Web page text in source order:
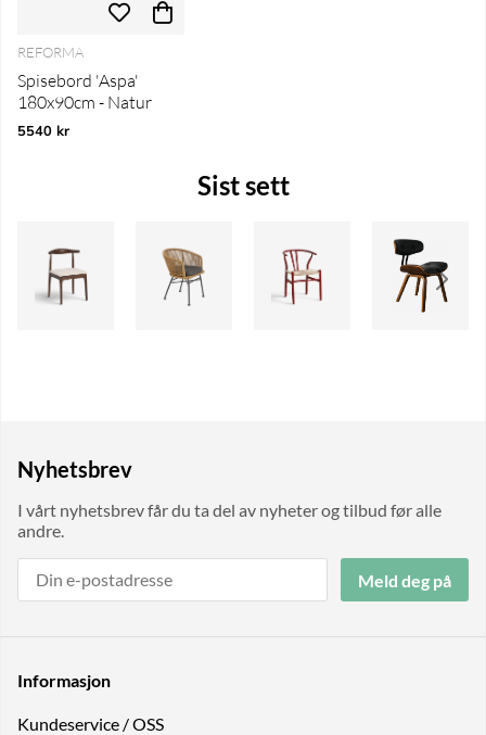
REFORMA
Spisebord 'Aspa'
180x90cm - Natur
5540 kr
Sist sett
Nyhetsbrev
I vårt nyhetsbrev får du ta del av nyheter og tilbud før alle
andre.
Meld deg på
Informasjon
Kundeservice / OSS